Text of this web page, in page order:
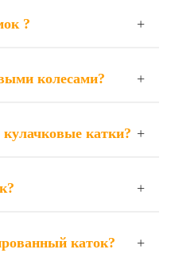
?
колесами?
катки?
каток?